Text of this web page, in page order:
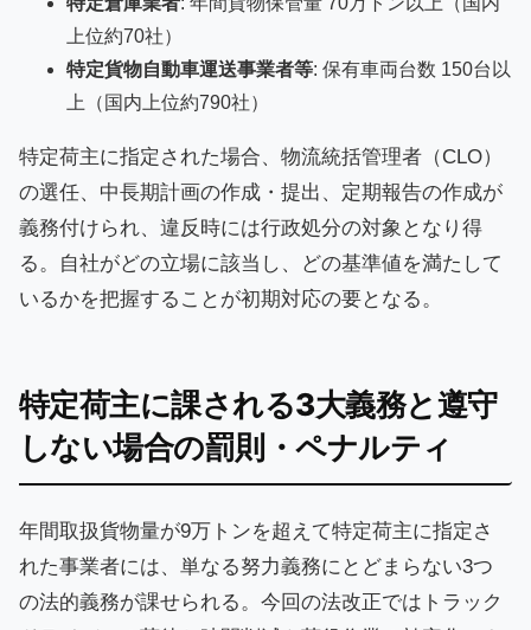
上位約70社）
特定貨物自動車運送事業者等: 保有車両台数 150台以
上（国内上位約790社）
特定荷主に指定された場合、物流統括管理者（CLO）
の選任、中長期計画の作成・提出、定期報告の作成が
義務付けられ、違反時には行政処分の対象となり得
る。自社がどの立場に該当し、どの基準値を満たして
いるかを把握することが初期対応の要となる。
特定荷主に課される3大義務と遵守
しない場合の罰則・ペナルティ
年間取扱貨物量が9万トンを超えて特定荷主に指定さ
れた事業者には、単なる努力義務にとどまらない3つ
の法的義務が課せられる。今回の法改正ではトラック